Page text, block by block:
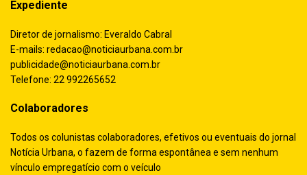
Expediente
Diretor de jornalismo: Everaldo Cabral
E-mails: redacao@noticiaurbana.com.br
publicidade@noticiaurbana.com.br
Telefone: 22 992265652
Colaboradores
Todos os colunistas colaboradores, efetivos ou eventuais do jornal
Notícia Urbana, o fazem de forma espontânea e sem nenhum
vínculo empregatício com o veículo